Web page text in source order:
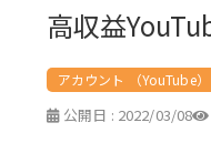
高収益
アカウント （YouTube）
公開日 : 2022/03/08